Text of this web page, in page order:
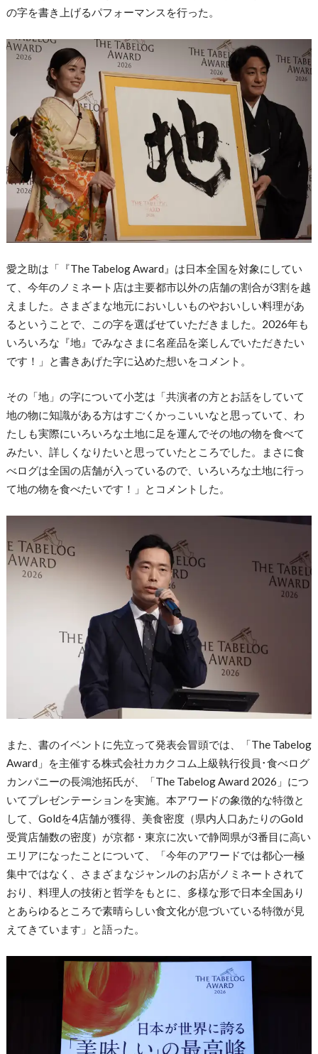
の字を書き上げるパフォーマンスを行った。
愛之助は「『The Tabelog Award』は日本全国を対象にしてい
て、今年のノミネート店は主要都市以外の店舗の割合が3割を越
えました。さまざまな地元においしいものやおいしい料理があ
るということで、この字を選ばせていただきました。2026年も
いろいろな『地』でみなさまに名産品を楽しんでいただきたい
です！」と書きあげた字に込めた想いをコメント。
その「地」の字について小芝は「共演者の方とお話をしていて
地の物に知識がある方はすごくかっこいいなと思っていて、わ
たしも実際にいろいろな土地に足を運んでその地の物を食べて
みたい、詳しくなりたいと思っていたところでした。まさに食
べログは全国の店舗が入っているので、いろいろな土地に行っ
て地の物を食べたいです！」とコメントした。
また、書のイベントに先立って発表会冒頭では、「The Tabelog
Award」を主催する株式会社カカクコム上級執行役員･食べログ
カンパニーの長鴻池拓氏が、「The Tabelog Award 2026」につ
いてプレゼンテーションを実施。本アワードの象徴的な特徴と
して、Goldを4店舗が獲得、美食密度（県内人口あたりのGold
受賞店舗数の密度）が京都・東京に次いで静岡県が3番目に高い
エリアになったことについて、「今年のアワードでは都心一極
集中ではなく、さまざまなジャンルのお店がノミネートされて
おり、料理人の技術と哲学をもとに、多様な形で日本全国あり
とあらゆるところで素晴らしい食文化が息づいている特徴が見
えてきています」と語った。